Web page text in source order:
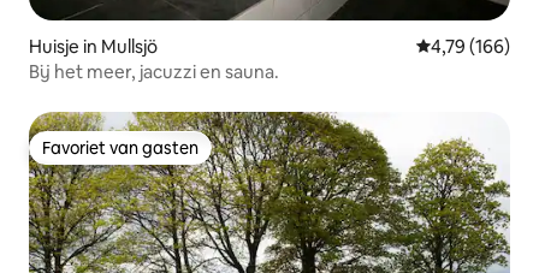
Huisje in Mullsjö Gemiddelde
4,79 (166)
Bij het meer, jacuzzi en sauna.
Favoriet van gasten
Favoriet van gasten